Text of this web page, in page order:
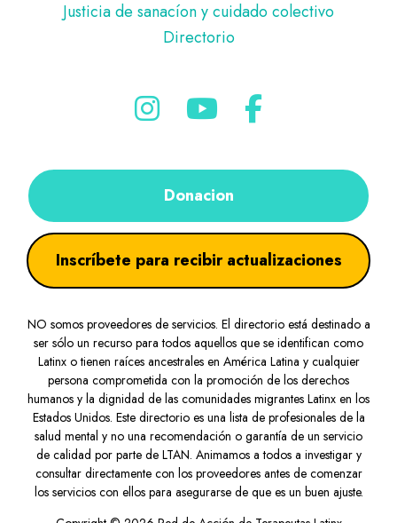
Justicia de sanacíon y cuidado colectivo
Directorio
Donacion
Inscríbete para recibir actualizaciones
NO somos proveedores de servicios. El directorio está destinado a
ser sólo un recurso para todos aquellos que se identifican como
Latinx o tienen raíces ancestrales en América Latina y cualquier
persona comprometida con la promoción de los derechos
humanos y la dignidad de las comunidades migrantes Latinx en los
Estados Unidos. Este directorio es una lista de profesionales de la
salud mental y no una recomendación o garantía de un servicio
de calidad por parte de LTAN. Animamos a todos a investigar y
consultar directamente con los proveedores antes de comenzar
los servicios con ellos para asegurarse de que es un buen ajuste.